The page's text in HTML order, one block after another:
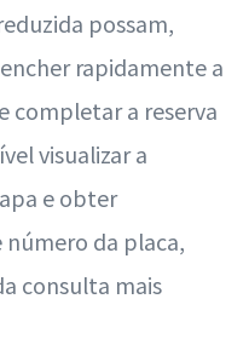
possam,
rapidamente a
completar a reserva
visualizar a
e obter
da placa,
consulta mais